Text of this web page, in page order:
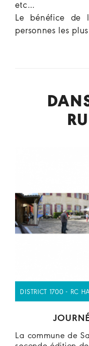
etc…
Le bénéfice de
personnes les
DISTRICT 1700 - RC
La commune de